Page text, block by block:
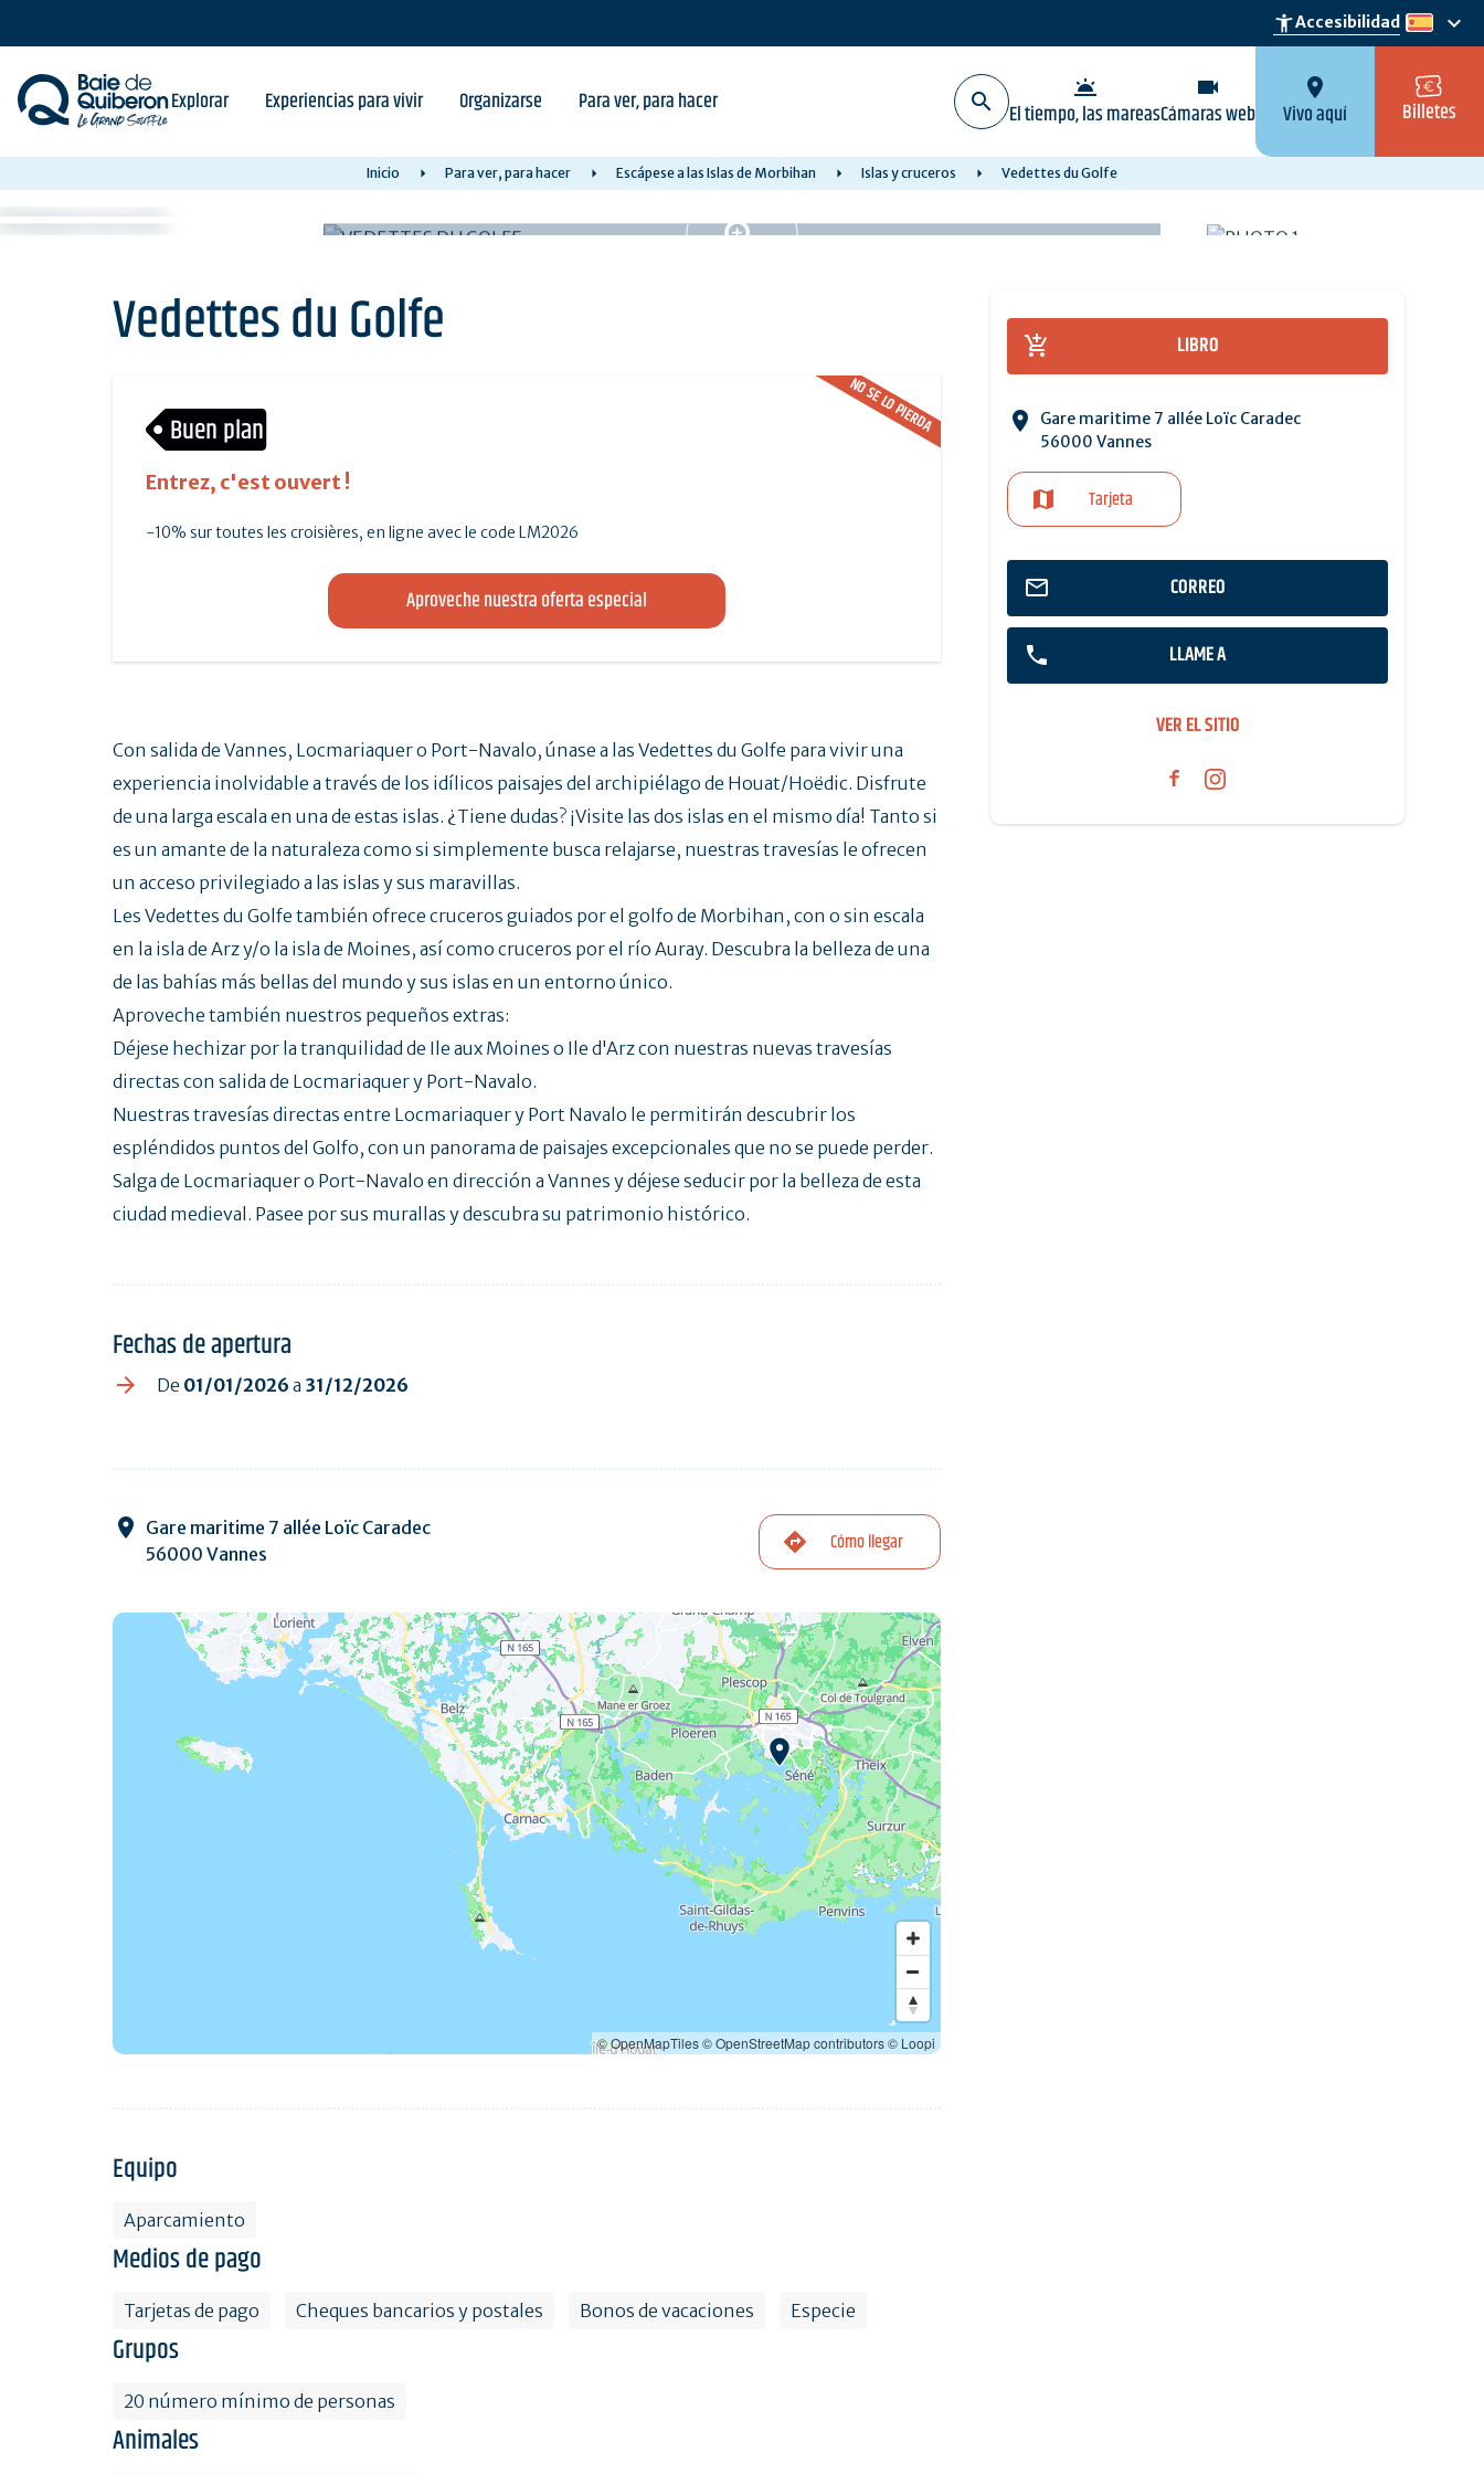
content
accessibility_newAccesibilidad es
keyboard_arrow_down
Explorar Experiencias para vivir Organizarse Para ver, para hacer wb_twilight
El tiempo, las mareas
videocam
Cámaras web
location_on
Vivo aquí Billetes
Inicio Para ver, para hacer Escápese a las Islas de Morbihan Islas y cruceros Vedettes du Golfe
Vedettes du Golfe
NO SE LO PIERDA
Buen plan
Entrez, c'est ouvert !
-10% sur toutes les croisières, en ligne avec le code LM2026
Aproveche nuestra oferta especial
LIBRO
Gare maritime 7 allée Loïc Caradec
56000 Vannes
Tarjeta
CORREO
LLAME A
VER EL SITIO
Con salida de Vannes, Locmariaquer o Port-Navalo, únase a las Vedettes du Golfe para vivir una
experiencia inolvidable a través de los idílicos paisajes del archipiélago de Houat/Hoëdic. Disfrute
de una larga escala en una de estas islas. ¿Tiene dudas? ¡Visite las dos islas en el mismo día! Tanto si
es un amante de la naturaleza como si simplemente busca relajarse, nuestras travesías le ofrecen
un acceso privilegiado a las islas y sus maravillas.
Les Vedettes du Golfe también ofrece cruceros guiados por el golfo de Morbihan, con o sin escala
en la isla de Arz y/o la isla de Moines, así como cruceros por el río Auray. Descubra la belleza de una
de las bahías más bellas del mundo y sus islas en un entorno único.
Aproveche también nuestros pequeños extras:
Déjese hechizar por la tranquilidad de Ile aux Moines o Ile d'Arz con nuestras nuevas travesías
directas con salida de Locmariaquer y Port-Navalo.
Nuestras travesías directas entre Locmariaquer y Port Navalo le permitirán descubrir los
espléndidos puntos del Golfo, con un panorama de paisajes excepcionales que no se puede perder.
Salga de Locmariaquer o Port-Navalo en dirección a Vannes y déjese seducir por la belleza de esta
ciudad medieval. Pasee por sus murallas y descubra su patrimonio histórico.
Fechas de apertura
De 01/01/2026 a 31/12/2026
Gare maritime 7 allée Loïc Caradec
56000 Vannes
Cómo llegar
© OpenMapTiles© OpenStreetMap contributors© Loopi
Equipo
Aparcamiento
Medios de pago
Tarjetas de pago Cheques bancarios y postales Bonos de vacaciones Especie
Grupos
20 número mínimo de personas
Animales